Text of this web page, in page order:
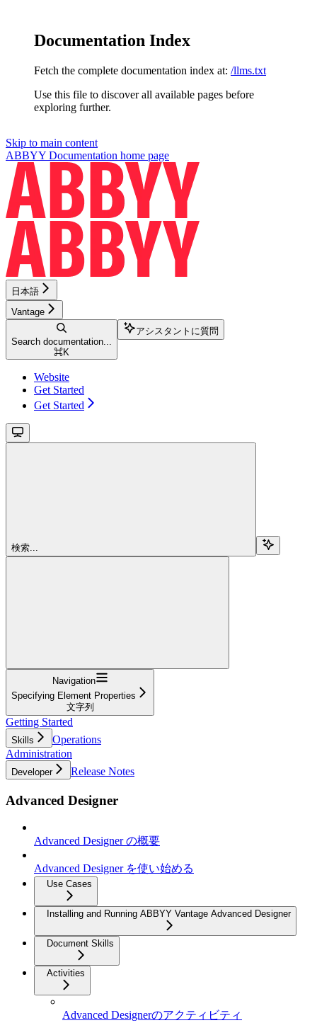
Documentation Index
Fetch the complete documentation index at: /llms.txt
Use this file to discover all available pages before
exploring further.
Skip to main content
ABBYY Documentation home page
日本語
Vantage
Search documentation...
⌘K
アシスタントに質問
Website
Get Started
Get Started
検索...
Navigation
Specifying Element Properties
文字列
Getting Started
Skills
Operations
Administration
Developer Release Notes
Advanced Designer
Advanced Designer の概要
Advanced Designer を使い始める
Use Cases
Installing and Running ABBYY Vantage Advanced Designer
Document Skills
Activities
Advanced Designerのアクティビティ